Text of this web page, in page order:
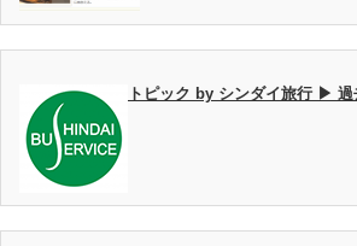
トピック by シンダイ旅行 ▶ 過